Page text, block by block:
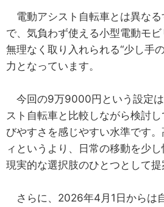
電動アシスト自転車とは異なる
で、気負わず使える小型電動モ
無理なく取り入れられる“少し手
力となっています。
今回の9万9000円という設定
スト自転車と比較しながら検討
びやすさを感じやすい水準です
ィというより、日常の移動を少
現実的な選択肢のひとつとして提
さらに、2026年4月1日からは